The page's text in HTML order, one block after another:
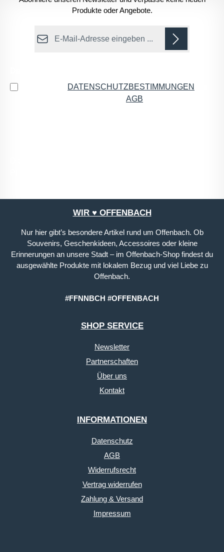
Produkte oder Angebote.
E-Mail-Adresse*
DATENSCHUTZBESTIMMUNGEN
AGB
WIR ♥ OFFENBACH
Nur hier gibt’s besondere Artikel rund um Offenbach. Ob
Souvenirs, Geschenkideen, Accessoires oder kleine
Erinnerungen an unsere Stadt – im Offenbach-Shop findest du
ausgewählte Produkte mit lokalem Bezug und viel Liebe zu
Offenbach.
#FFNNBCH #OFFENBACH
SHOP SERVICE
Newsletter
Partnerschaften
Über uns
Kontakt
INFORMATIONEN
Datenschutz
AGB
Widerrufsrecht
Vertrag widerrufen
Zahlung & Versand
Impressum